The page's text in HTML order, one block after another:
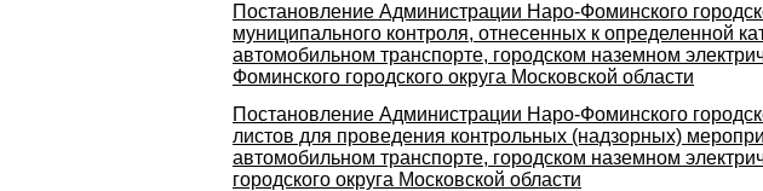
Постановление Администрации Наро-Фоминского
муниципального контроля, отнесенных к определенной
автомобильном транспорте, городском наземном
Фоминского городского округа Московской области
Постановление Администрации Наро-Фоминского
листов для проведения контрольных (надзорных)
автомобильном транспорте, городском наземном
городского округа Московской области